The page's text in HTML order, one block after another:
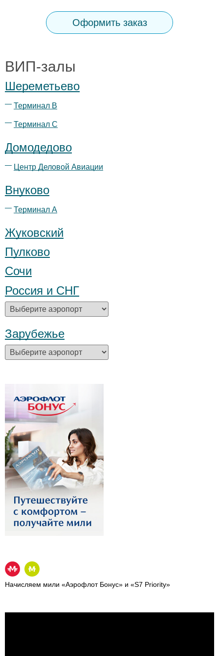
Оформить заказ
ВИП-залы
Шереметьево
Терминал B
Терминал С
Домодедово
Центр Деловой Авиации
Внуково
Терминал А
Жуковский
Пулково
Сочи
Россия и СНГ
Зарубежье
Начисляем мили «Аэрофлот Бонус» и «S7 Priority»